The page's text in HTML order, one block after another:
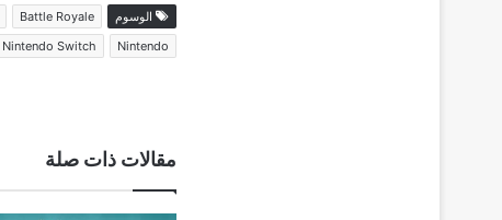
الوسوم Battle Royale
Nintendo
Nintendo Switch
مقالات ذات صلة